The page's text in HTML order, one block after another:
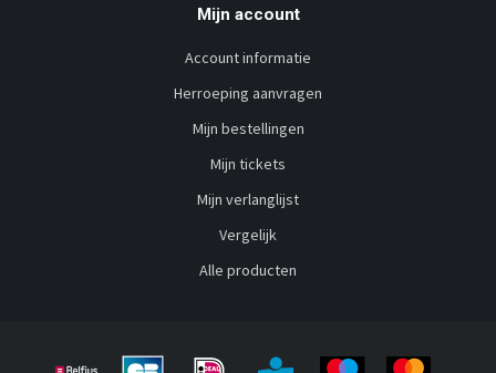
Mijn account
Account informatie
Herroeping aanvragen
Mijn bestellingen
Mijn tickets
Mijn verlanglijst
Vergelijk
Alle producten